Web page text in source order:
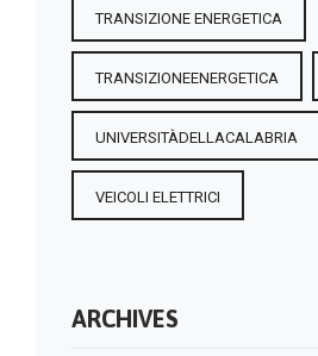
TRANSIZIONE ENERGETICA
TRANSIZIONEENERGETICA
UNIVERSITÀDELLACALABRIA
VEICOLI ELETTRICI
ARCHIVES